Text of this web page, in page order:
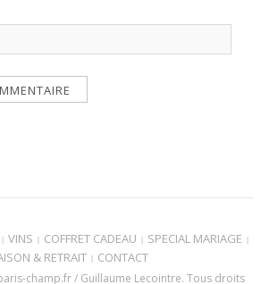
VINS COFFRET CADEAU
SPECIAL MARIAGE
& RETRAIT
CONTACT
champ.fr / Guillaume Lecointre. Tous droits